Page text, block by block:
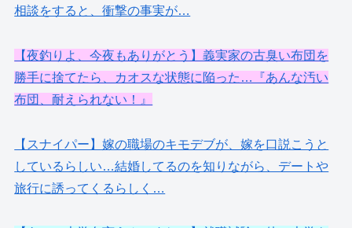
相談をすると、衝撃の事実が…
【夜釣りよ、今夜もありがとう】義実家の古臭い布団を
勝手に捨てたら、カオスな状態に陥った…『あんな汚い
布団、耐えられない！』
【スナイパー】嫁の職場のキモデブが、嫁を口説こうと
しているらしい…結婚してるのを知りながら、デートや
旅行に誘ってくるらしく…